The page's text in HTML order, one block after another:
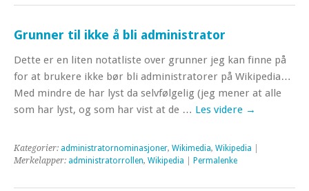
Grunner til ikke å bli administrator
Dette er en liten notatliste over grunner jeg kan finne på
for at brukere ikke bør bli administratorer på Wikipedia…
Med mindre de har lyst da selvfølgelig (jeg mener at alle
som har lyst, og som har vist at de … Les videre →
Kategorier: administratornominasjoner, Wikimedia, Wikipedia
Merkelapper: administratorrollen, Wikipedia Permalenke